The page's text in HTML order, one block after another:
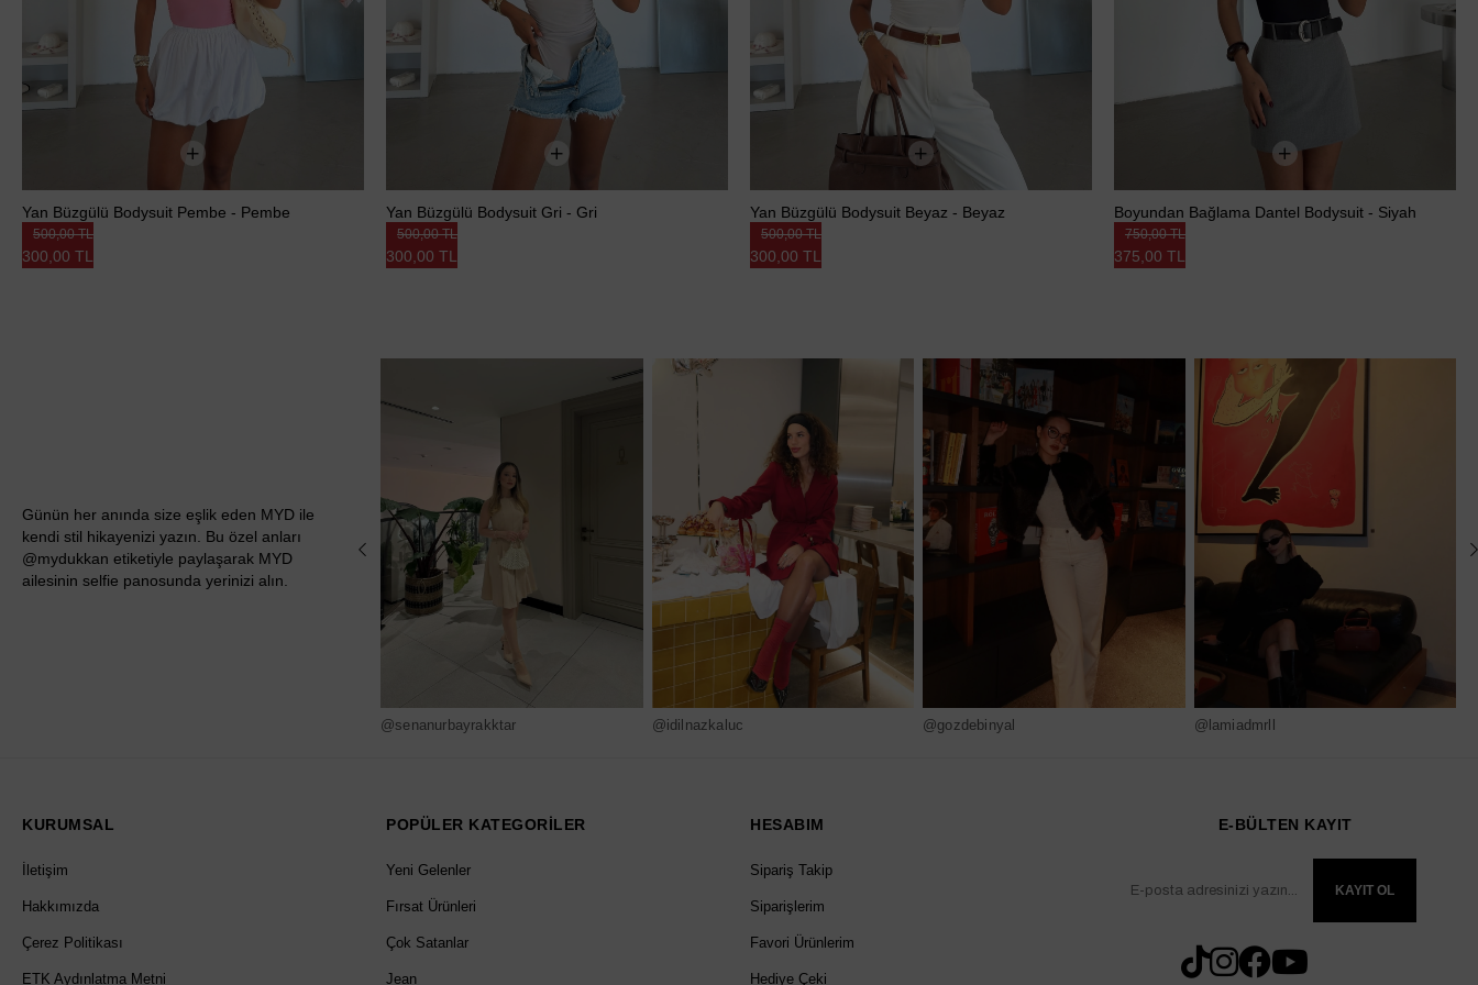
Yan Büzgülü Bodysuit Pembe - Pembe
300,00 TL
500,00 TL
Yan Büzgülü Bodysuit Gri - Gri
300,00 TL
500,00 TL
Yan Büzgülü Bodysuit Beyaz - Beyaz
300,00 TL
500,00 TL
Boyundan Bağlama Dantel Bodysuit - Siyah
375,00 TL
750,00 TL
Günün her anında size eşlik eden MYD ile
kendi stil hikayenizi yazın. Bu özel anları
@mydukkan etiketiyle paylaşarak MYD
ailesinin selfie panosunda yerinizi alın.
@senanurbayrakktar @idilnazkaluc @gozdebinyal @lamiadmrll
KURUMSAL
İletişim
Hakkımızda
Çerez Politikası
ETK Aydınlatma Metni
POPÜLER KATEGORİLER
Yeni Gelenler
Fırsat Ürünleri
Çok Satanlar
Jean
HESABIM
Sipariş Takip
Siparişlerim
Favori Ürünlerim
Hediye Çeki
E-BÜLTEN KAYIT
KAYIT OL